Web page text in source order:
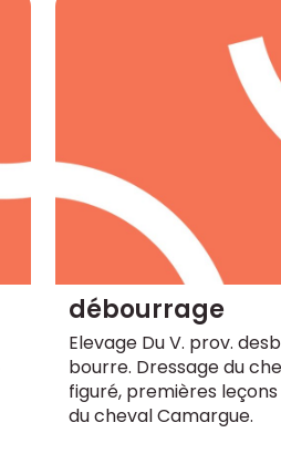
débourrage
Elevage Du V. prov.
bourre. Dressage du
figuré, premières
du cheval Camargue.